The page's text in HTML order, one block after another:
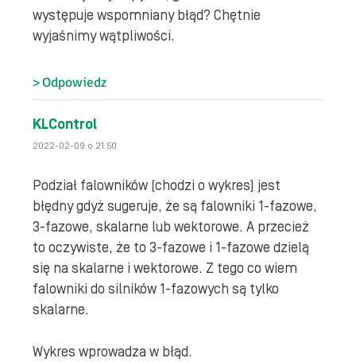
występuje wspomniany błąd? Chętnie
wyjaśnimy wątpliwości.
Odpowiedz
KLControl
2022-02-09 o 21:50
Podział falowników (chodzi o wykres) jest
błędny gdyż sugeruje, że są falowniki 1-fazowe,
3-fazowe, skalarne lub wektorowe. A przecież
to oczywiste, że to 3-fazowe i 1-fazowe dzielą
się na skalarne i wektorowe. Z tego co wiem
falowniki do silników 1-fazowych są tylko
skalarne.
Wykres wprowadza w błąd.